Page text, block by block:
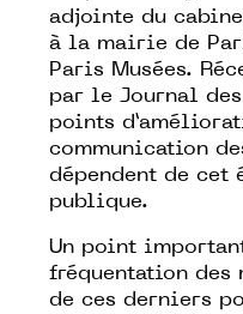
adjointe du
à la mairie de
Paris Musées.
par le Journal
points
communication
dépendent de cet
publique.
Un point
fréquentation des
de ces derniers